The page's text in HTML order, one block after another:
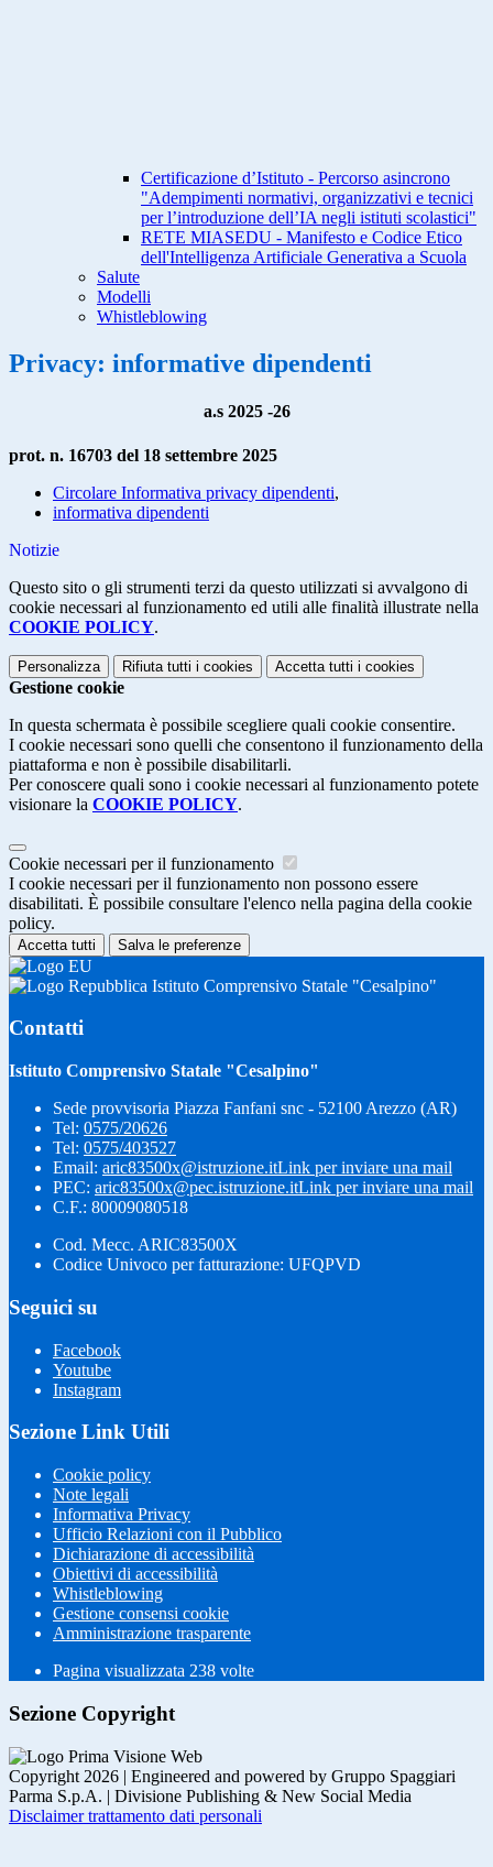
Certificazione d’Istituto - Percorso asincrono
"Adempimenti normativi, organizzativi e tecnici
per l’introduzione dell’IA negli istituti scolastici"
RETE MIASEDU - Manifesto e Codice Etico
dell'Intelligenza Artificiale Generativa a Scuola
Salute
Modelli
Whistleblowing
Privacy: informative dipendenti
a.s 2025 -26
prot. n. 16703 del 18 settembre 2025
Circolare Informativa privacy dipendenti,
informativa dipendenti
Notizie
Questo sito o gli strumenti terzi da questo utilizzati si avvalgono di
cookie necessari al funzionamento ed utili alle finalità illustrate nella
COOKIE POLICY.
Personalizza Rifiuta tutti i cookies Accetta tutti i cookies
Gestione cookie
In questa schermata è possibile scegliere quali cookie consentire.
I cookie necessari sono quelli che consentono il funzionamento della
piattaforma e non è possibile disabilitarli.
Per conoscere quali sono i cookie necessari al funzionamento potete
visionare la COOKIE POLICY.
Cookie necessari per il funzionamento
I cookie necessari per il funzionamento non possono essere
disabilitati. È possibile consultare l'elenco nella pagina della cookie
policy.
Accetta tutti Salva le preferenze
Istituto Comprensivo Statale "Cesalpino"
Contatti
Istituto Comprensivo Statale "Cesalpino"
Sede provvisoria Piazza Fanfani snc - 52100 Arezzo (AR)
Tel: 0575/20626
Tel: 0575/403527
Email: aric83500x@istruzione.itLink per inviare una mail
PEC: aric83500x@pec.istruzione.itLink per inviare una mail
C.F.: 80009080518
Cod. Mecc. ARIC83500X
Codice Univoco per fatturazione: UFQPVD
Seguici su
Facebook
Youtube
Instagram
Sezione Link Utili
Cookie policy
Note legali
Informativa Privacy
Ufficio Relazioni con il Pubblico
Dichiarazione di accessibilità
Obiettivi di accessibilità
Whistleblowing
Gestione consensi cookie
Amministrazione trasparente
Pagina visualizzata 238 volte
Sezione Copyright
Copyright 2026 | Engineered and powered by Gruppo Spaggiari
Parma S.p.A. | Divisione Publishing & New Social Media
Disclaimer trattamento dati personali